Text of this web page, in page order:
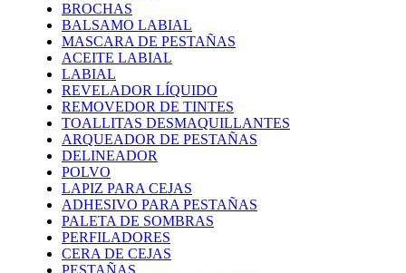
BROCHAS
BALSAMO LABIAL
MASCARA DE PESTAÑAS
ACEITE LABIAL
LABIAL
REVELADOR LÍQUIDO
REMOVEDOR DE TINTES
TOALLITAS DESMAQUILLANTES
ARQUEADOR DE PESTAÑAS
DELINEADOR
POLVO
LAPIZ PARA CEJAS
ADHESIVO PARA PESTAÑAS
PALETA DE SOMBRAS
PERFILADORES
CERA DE CEJAS
PESTAÑAS